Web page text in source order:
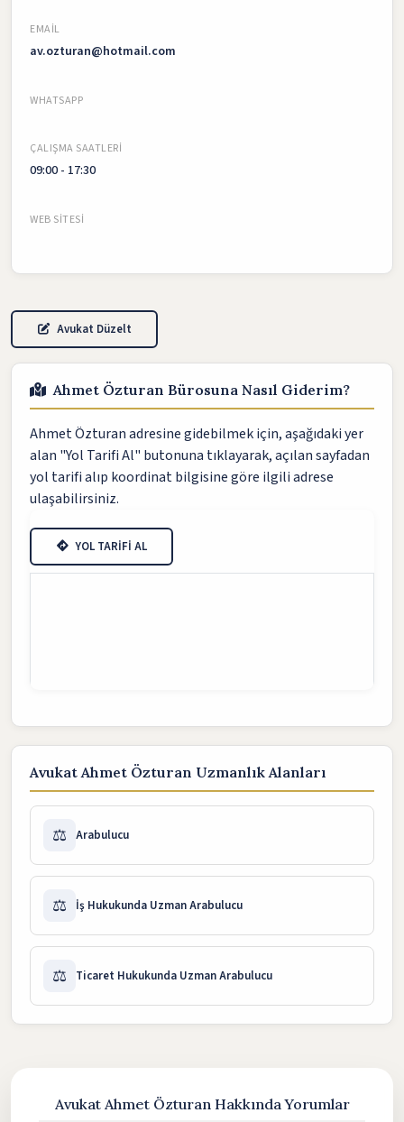
EMAIL
av.ozturan@hotmail.com
WHATSAPP
ÇALIŞMA SAATLERI
09:00 - 17:30
WEB SITESI
Avukat Düzelt
Ahmet Özturan Bürosuna Nasıl Giderim?
Ahmet Özturan adresine gidebilmek için, aşağıdaki yer
alan "Yol Tarifi Al" butonuna tıklayarak, açılan sayfadan
yol tarifi alıp koordinat bilgisine göre ilgili adrese
ulaşabilirsiniz.
YOL TARİFİ AL
Avukat Ahmet Özturan Uzmanlık Alanları
⚖️ Arabulucu
⚖️ İş Hukukunda Uzman Arabulucu
⚖️ Ticaret Hukukunda Uzman Arabulucu
Avukat Ahmet Özturan Hakkında Yorumlar